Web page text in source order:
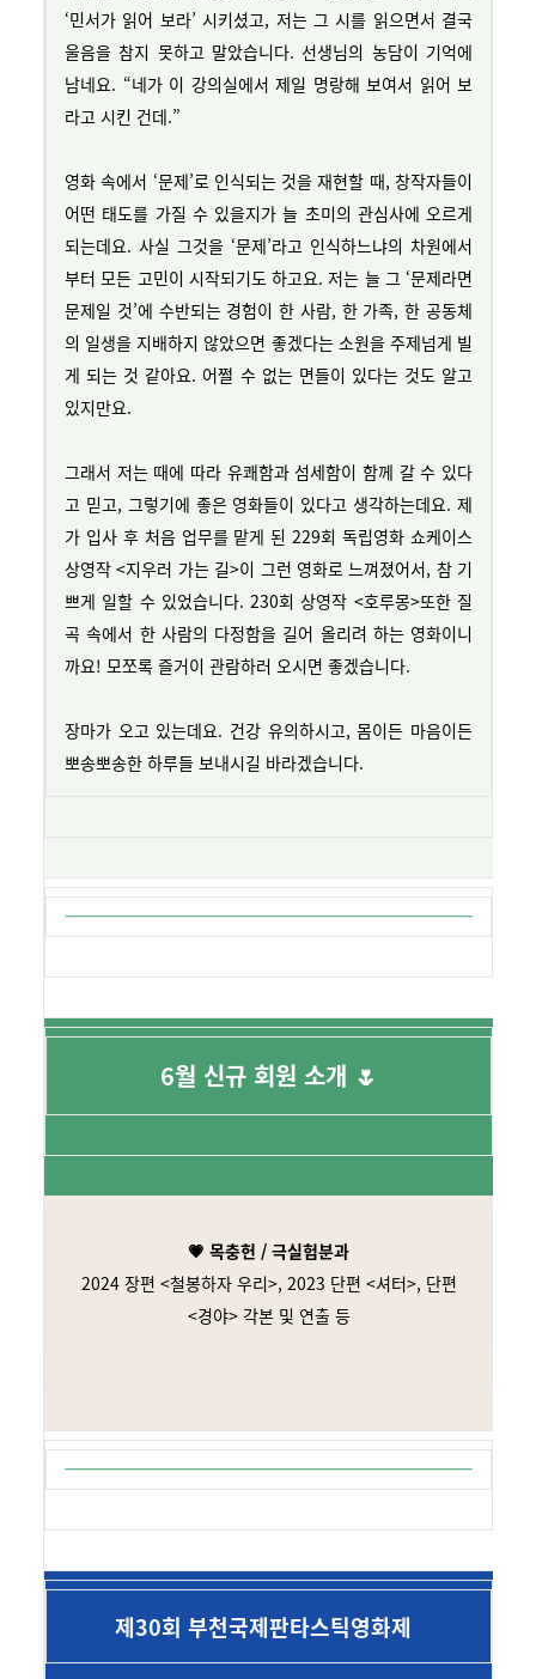
‘민서가 읽어 보라’ 시키셨고, 저는 그 시를 읽으면서 결국
울음을 참지 못하고 말았습니다. 선생님의 농담이 기억에
남네요. “네가 이 강의실에서 제일 명랑해 보여서 읽어 보
라고 시킨 건데.”
영화 속에서 ‘문제’로 인식되는 것을 재현할 때, 창작자들이
어떤 태도를 가질 수 있을지가 늘 초미의 관심사에 오르게
되는데요. 사실 그것을 ‘문제’라고 인식하느냐의 차원에서
부터 모든 고민이 시작되기도 하고요. 저는 늘 그 ‘문제라면
문제일 것’에 수반되는 경험이 한 사람, 한 가족, 한 공동체
의 일생을 지배하지 않았으면 좋겠다는 소원을 주제넘게 빌
게 되는 것 같아요. 어쩔 수 없는 면들이 있다는 것도 알고
있지만요.
그래서 저는 때에 따라 유쾌함과 섬세함이 함께 갈 수 있다
고 믿고, 그렇기에 좋은 영화들이 있다고 생각하는데요. 제
가 입사 후 처음 업무를 맡게 된 229회 독립영화 쇼케이스
상영작 <지우러 가는 길>이 그런 영화로 느껴졌어서, 참 기
쁘게 일할 수 있었습니다. 230회 상영작 <호루몽>또한 질
곡 속에서 한 사람의 다정함을 길어 올리려 하는 영화이니
까요! 모쪼록 즐거이 관람하러 오시면 좋겠습니다.
장마가 오고 있는데요. 건강 유의하시고, 몸이든 마음이든
뽀송뽀송한 하루들 보내시길 바라겠습니다.
6월 신규 회원 소개 🌷
💗 목충헌 / 극실험분과
2024 장편 <철봉하자 우리>, 2023 단편 <셔터>, 단편
<경야> 각본 및 연출 등
제30회 부천국제판타스틱영화제